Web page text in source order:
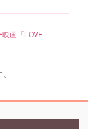
映画『LOVE